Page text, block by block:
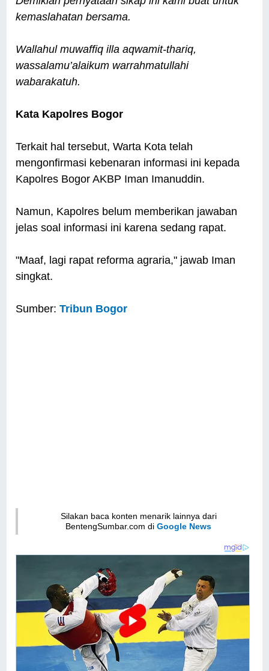
kemaslahatan bersama.
Wallahul muwaffiq illa aqwamit-thariq,
wassalamu’alaikum warrahmatullahi
wabarakatuh.
Kata Kapolres Bogor
Terkait hal tersebut, Warta Kota telah
mengonfirmasi kebenaran informasi ini kepada
Kapolres Bogor AKBP Iman Imanuddin.
Namun, Kapolres belum memberikan jawaban
jelas soal informasi ini karena sedang rapat.
"Maaf, lagi rapat reforma agraria," jawab Iman
singkat.
Sumber:Tribun Bogor
Silakan baca konten menarik lainnya dari
BentengSumbar.com diGoogle News